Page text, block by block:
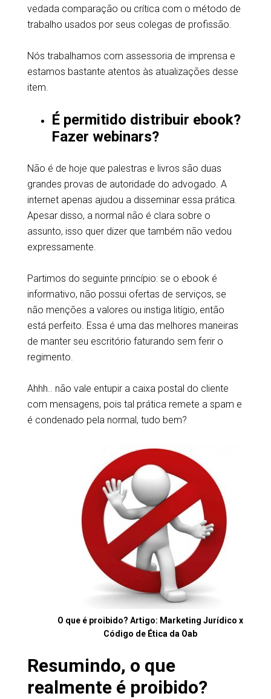
vedada comparação ou crítica com o método de
trabalho usados por seus colegas de profissão.
Nós trabalhamos com assessoria de imprensa e
estamos bastante atentos às atualizações desse
item.
É permitido distribuir ebook?
Fazer webinars?
Não é de hoje que palestras e livros são duas
grandes provas de autoridade do advogado. A
internet apenas ajudou a disseminar essa prática.
Apesar disso, a normal não é clara sobre o
assunto, isso quer dizer que também não vedou
expressamente.
Partimos do seguinte princípio: se o ebook é
informativo, não possui ofertas de serviços, se
não menções a valores ou instiga litígio, então
está perfeito. Essa é uma das melhores maneiras
de manter seu escritório faturando sem ferir o
regimento.
Ahhh.. não vale entupir a caixa postal do cliente
com mensagens, pois tal prática remete a spam e
é condenado pela normal, tudo bem?
O que é proibido? Artigo: Marketing Jurídico x
Código de Ética da Oab
Resumindo, o que
realmente é proibido?